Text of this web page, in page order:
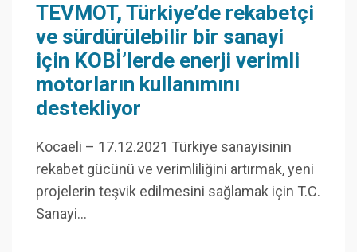
TEVMOT, Türkiye’de rekabetçi
ve sürdürülebilir bir sanayi
için KOBİ’lerde enerji verimli
motorların kullanımını
destekliyor
Kocaeli – 17.12.2021 Türkiye sanayisinin
rekabet gücünü ve verimliliğini artırmak, yeni
projelerin teşvik edilmesini sağlamak için T.C.
Sanayi…